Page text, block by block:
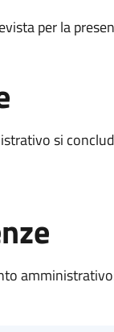
per la
si